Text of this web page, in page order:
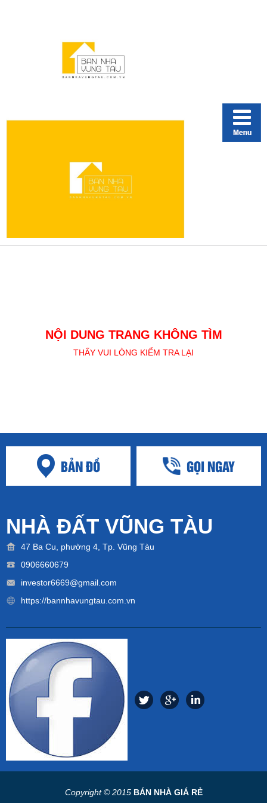
NỘI DUNG TRANG KHÔNG TÌM
THẤY VUI LÒNG KIỂM TRA LẠI
BẢN ĐỒ GỌI NGAY
NHÀ ĐẤT VŨNG TÀU
47 Ba Cu, phường 4, Tp. Vũng Tàu
0906660679
investor6669@gmail.com
https://bannhavungtau.com.vn
Copyright © 2015 BÁN NHÀ GIÁ RẺ